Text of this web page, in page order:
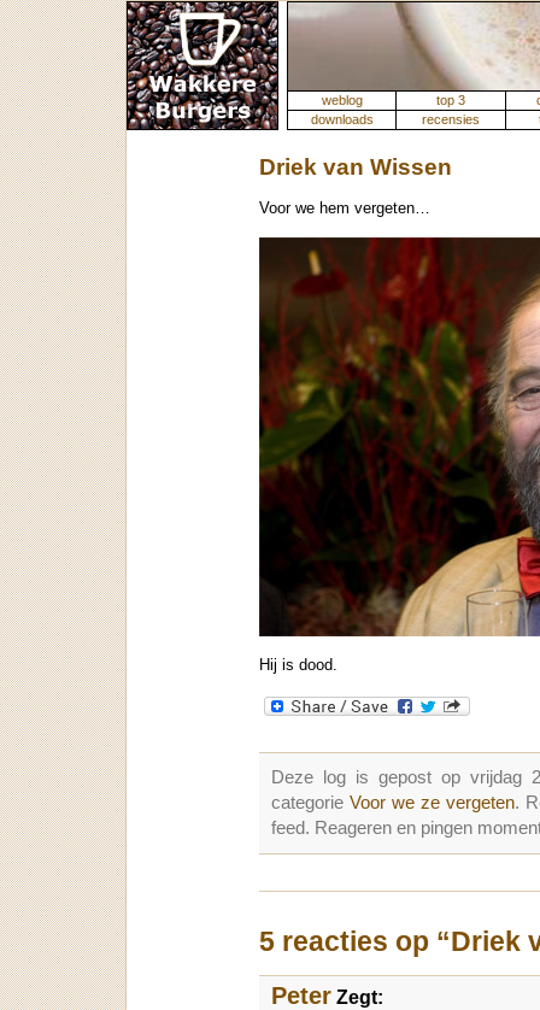
weblog top 3
downloads
recensies
Driek van Wissen
Voor we hem vergeten…
Hij is dood.
Deze log is gepost op vrijdag
categorieVoor we ze vergeten.
feed. Reageren en pingen
5 reacties op “Driek
Peter Zegt: